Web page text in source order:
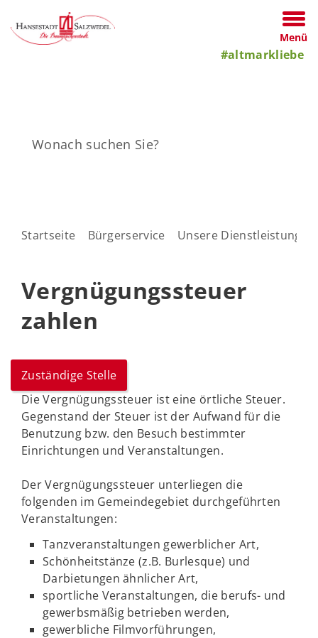
Menü
#altmarkliebe
Startseite Bürgerservice Unsere Dienstleistungen
Vergnügungssteuer
zahlen
Zuständige Stelle
Die Vergnügungssteuer ist eine örtliche Steuer.
Gegenstand der Steuer ist der Aufwand für die
Benutzung bzw. den Besuch bestimmter
Einrichtungen und Veranstaltungen.
Der Vergnügungssteuer unterliegen die
folgenden im Gemeindegebiet durchgeführten
Veranstaltungen:
Tanzveranstaltungen gewerblicher Art,
Schönheitstänze (z.B. Burlesque) und
Darbietungen ähnlicher Art,
sportliche Veranstaltungen, die berufs- und
gewerbsmäßig betrieben werden,
gewerbliche Filmvorführungen,